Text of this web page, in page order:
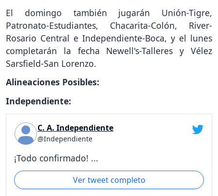
El domingo también jugarán Unión-Tigre,
Patronato-Estudiantes, Chacarita-Colón, River-
Rosario Central e Independiente-Boca, y el lunes
completarán la fecha Newell's-Talleres y Vélez
Sarsfield-San Lorenzo.
Alineaciones Posibles:
Independiente:
C. A. Independiente
@Independiente
¡Todo confirmado! ...
Ver tweet completo